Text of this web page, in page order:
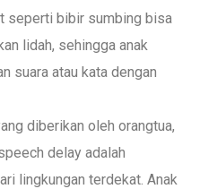
seperti bibir sumbing bisa
lidah, sehingga anak
suara atau kata dengan
diberikan oleh orangtua,
delay adalah
lingkungan terdekat. Anak